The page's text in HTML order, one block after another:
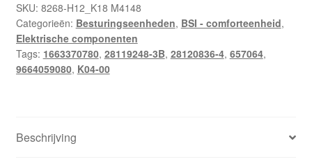
SKU: 8268-H12_K18 M4148
Categorieën: Besturingseenheden, BSI - comforteenheid,
Elektrische componenten
Tags: 1663370780, 28119248-3B, 28120836-4, 657064,
9664059080, K04-00
Beschrijving